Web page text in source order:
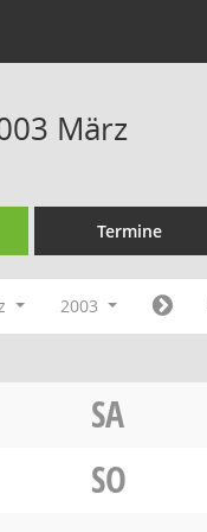
März
Termine
2003
SA
SO